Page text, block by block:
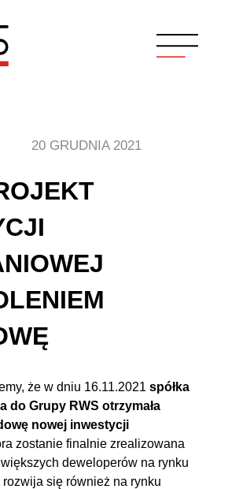
20 GRUDNIA 2021
że w dniu 16.11.2021 spółka
do Grupy RWS otrzymała
nowej inwestycji
zostanie finalnie zrealizowana
deweloperów na rynku
się również na rynku